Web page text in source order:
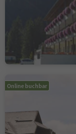
Online buchbar